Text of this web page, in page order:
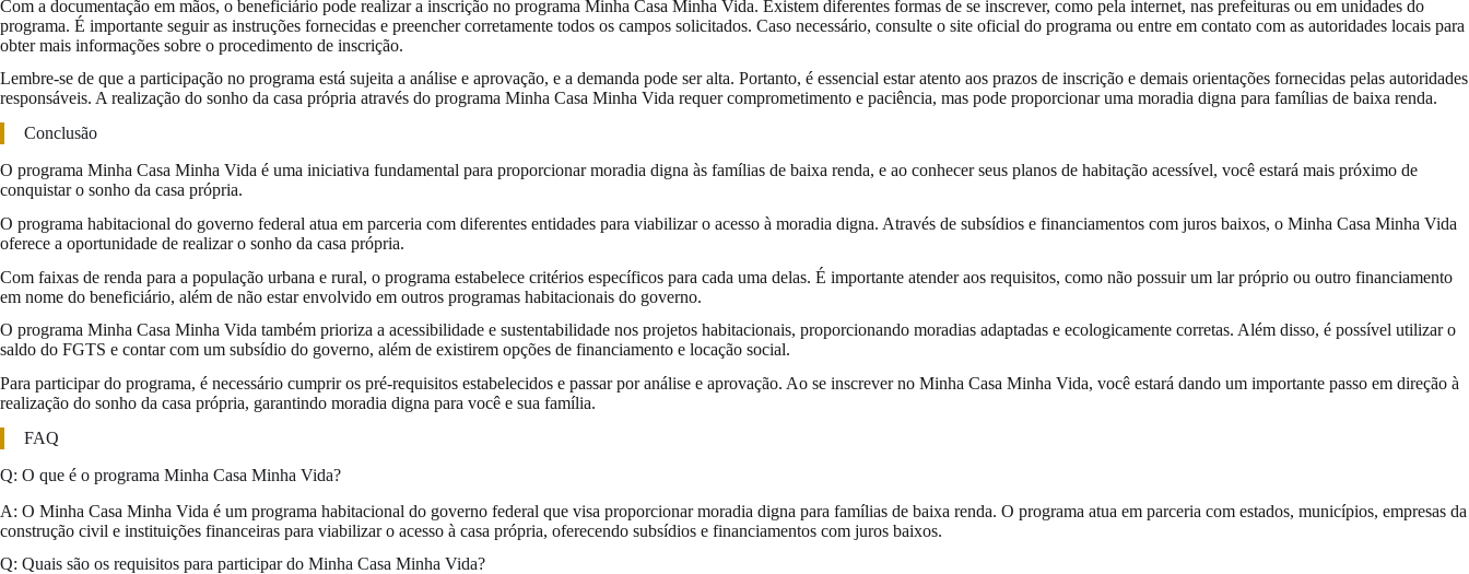
Com a documentação em mãos, o beneficiário pode realizar a inscrição no programa Minha Casa Minha Vida. Existem diferentes formas de se inscrever, como pela internet, nas prefeituras ou em unidades do
programa. É importante seguir as instruções fornecidas e preencher corretamente todos os campos solicitados. Caso necessário, consulte o site oficial do programa ou entre em contato com as autoridades locais para
obter mais informações sobre o procedimento de inscrição.
Lembre-se de que a participação no programa está sujeita a análise e aprovação, e a demanda pode ser alta. Portanto, é essencial estar atento aos prazos de inscrição e demais orientações fornecidas pelas autoridades
responsáveis. A realização do sonho da casa própria através do programa Minha Casa Minha Vida requer comprometimento e paciência, mas pode proporcionar uma moradia digna para famílias de baixa renda.
Conclusão
O programa Minha Casa Minha Vida é uma iniciativa fundamental para proporcionar moradia digna às famílias de baixa renda, e ao conhecer seus planos de habitação acessível, você estará mais próximo de
conquistar o sonho da casa própria.
O programa habitacional do governo federal atua em parceria com diferentes entidades para viabilizar o acesso à moradia digna. Através de subsídios e financiamentos com juros baixos, o Minha Casa Minha Vida
oferece a oportunidade de realizar o sonho da casa própria.
Com faixas de renda para a população urbana e rural, o programa estabelece critérios específicos para cada uma delas. É importante atender aos requisitos, como não possuir um lar próprio ou outro financiamento
em nome do beneficiário, além de não estar envolvido em outros programas habitacionais do governo.
O programa Minha Casa Minha Vida também prioriza a acessibilidade e sustentabilidade nos projetos habitacionais, proporcionando moradias adaptadas e ecologicamente corretas. Além disso, é possível utilizar o
saldo do FGTS e contar com um subsídio do governo, além de existirem opções de financiamento e locação social.
Para participar do programa, é necessário cumprir os pré-requisitos estabelecidos e passar por análise e aprovação. Ao se inscrever no Minha Casa Minha Vida, você estará dando um importante passo em direção à
realização do sonho da casa própria, garantindo moradia digna para você e sua família.
FAQ
Q: O que é o programa Minha Casa Minha Vida?
A: O Minha Casa Minha Vida é um programa habitacional do governo federal que visa proporcionar moradia digna para famílias de baixa renda. O programa atua em parceria com estados, municípios, empresas da
construção civil e instituições financeiras para viabilizar o acesso à casa própria, oferecendo subsídios e financiamentos com juros baixos.
Q: Quais são os requisitos para participar do Minha Casa Minha Vida?